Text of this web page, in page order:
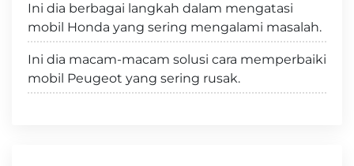
Ini dia berbagai langkah dalam mengatasi
mobil Honda yang sering mengalami masalah.
Ini dia macam-macam solusi cara memperbaiki
mobil Peugeot yang sering rusak.